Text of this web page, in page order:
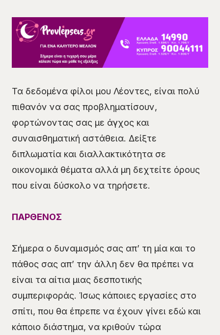
Τα δεδομένα φίλοι μου Λέοντες, είναι πολύ
πιθανόν να σας προβληματίσουν,
φορτώνοντας σας με άγχος και
συναισθηματική αστάθεια. Δείξτε
διπλωματία και διαλλακτικότητα σε
οικονομικά θέματα αλλά μη δεχτείτε όρους
που είναι δύσκολο να τηρήσετε.
ΠΑΡΘΕΝΟΣ
Σήμερα ο δυναμισμός σας απ’ τη μία και το
πάθος σας απ’ την άλλη δεν θα πρέπει να
είναι τα αίτια μιας δεσποτικής
συμπεριφοράς. Ίσως κάποιες εργασίες στο
σπίτι, που θα έπρεπε να έχουν γίνει εδώ και
κάποιο διάστημα, να κριθούν τώρα